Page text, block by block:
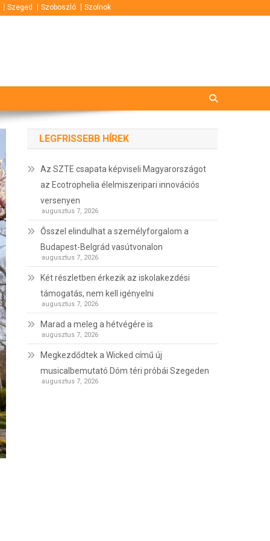
Szeged Szoboszló Szolnok
LEGFRISSEBB HÍREK
Az SZTE csapata képviseli Magyarországot
az Ecotrophelia élelmiszeripari innovációs
versenyen
augusztus 7, 2026
Ősszel elindulhat a személyforgalom a
Budapest-Belgrád vasútvonalon
augusztus 7, 2026
Két részletben érkezik az iskolakezdési
támogatás, nem kell igényelni
augusztus 7, 2026
Marad a meleg a hétvégére is
augusztus 7, 2026
Megkezdődtek a Wicked című új
musicalbemutató Dóm téri próbái Szegeden
augusztus 7, 2026